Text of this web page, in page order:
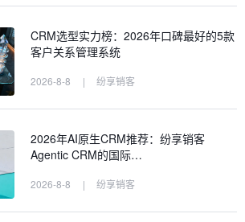
CRM选型实力榜：2026年口碑最好的5款
客户关系管理系统
2026-8-8 | 纷享销客
2026年AI原生CRM推荐：纷享销客
Agentic CRM的国际…
2026-8-8 | 纷享销客